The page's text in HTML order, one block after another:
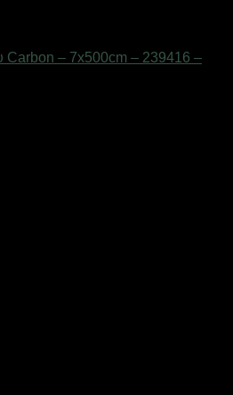
Carbon – 7x500cm – 239416 –